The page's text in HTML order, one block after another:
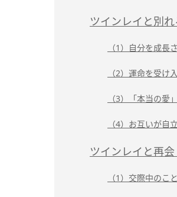
ツインレイと別
（1）自分を成長
（2）運命を受け
（3）「本当の愛
（4）お互いが自
ツインレイと再
（1）交際中のこ